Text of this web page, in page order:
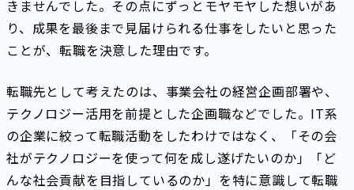
きませんでした。その点にずっとモヤモヤした想いがあ
り、成果を最後まで見届けられる仕事をしたいと思った
ことが、転職を決意した理由です。
転職先として考えたのは、事業会社の経営企画部署や、
テクノロジー活用を前提とした企画職などでした。IT系
の企業に絞って転職活動をしたわけではなく、「その会
社がテクノロジーを使って何を成し遂げたいのか」「ど
んな社会貢献を目指しているのか」を特に意識して転職